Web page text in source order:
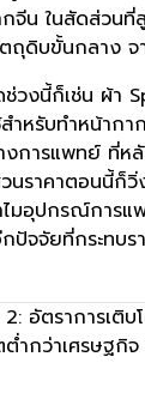
จีน ในสัดส่วนที่
ถุดิบขั้นกลาง
วงนี้ก็เช่น ผ้า
หรับทำหน้ากา
งการแพทย์ ที่
นราคาตอนนี้ก็วิ่
มอุปกรณ์การแ
ปัจจัยที่กระทบ
อัตราการเติบ
ต่ำกว่าเศรษฐกิ